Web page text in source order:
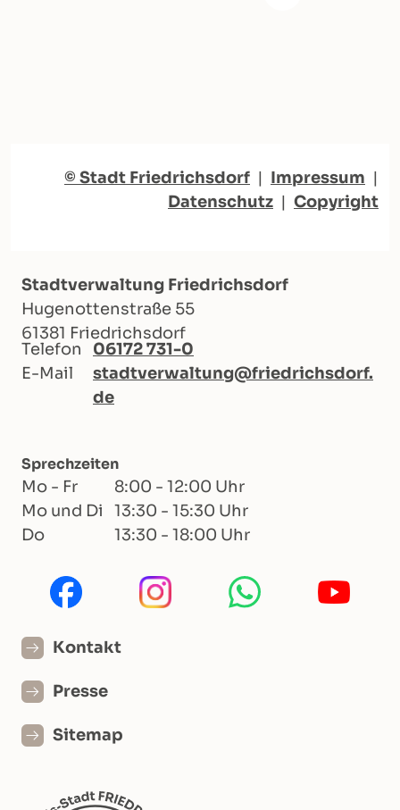
© Stadt Friedrichsdorf | Impressum |
Datenschutz | Copyright
Stadtverwaltung Friedrichsdorf
Hugenottenstraße 55
61381 Friedrichsdorf
Telefon
06172 731-0
E-Mail
stadtverwaltung@friedrichsdorf.
de
Sprechzeiten
Mo - Fr
8:00 - 12:00 Uhr
Mo und Di
13:30 - 15:30 Uhr
Do
13:30 - 18:00 Uhr
Kontakt
Presse
Sitemap